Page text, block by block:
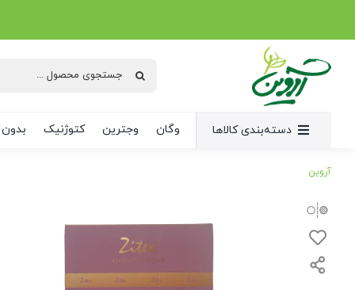
جستجو
دسته‌بندی کالاها وگان وجترین کتوژنیک
آروین